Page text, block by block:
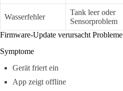
Wasserfehler
Tank leer oder
Sensorproblem
Firmware-Update verursacht Probleme
Symptome
Gerät friert ein
App zeigt offline